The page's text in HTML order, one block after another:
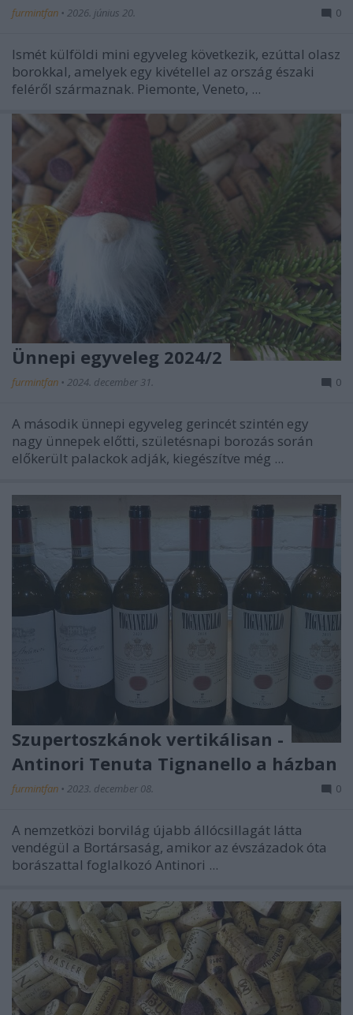
furmintfan • 2026. június 20. 0
Ismét külföldi mini egyveleg következik, ezúttal olasz
borokkal, amelyek egy kivétellel az ország északi
feléről származnak. Piemonte, Veneto, ...
Ünnepi egyveleg 2024/2
furmintfan • 2024. december 31. 0
A második ünnepi egyveleg gerincét szintén egy
nagy ünnepek előtti, születésnapi borozás során
előkerült palackok adják, kiegészítve még ...
Szupertoszkánok vertikálisan -
Antinori Tenuta Tignanello a házban
furmintfan • 2023. december 08. 0
A nemzetközi borvilág újabb állócsillagát látta
vendégül a Bortársaság, amikor az évszázadok óta
borászattal foglalkozó Antinori ...